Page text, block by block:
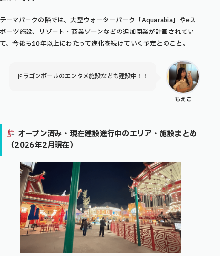
テーマパークの隣では、大型ウォーターパーク「Aquarabia」やeス
ポーツ施設、リゾート・商業ゾーンなどの追加開業が計画されてい
て、今後も10年以上にわたって進化を続けていく予定とのこと。
もえこ
ドラゴンボールのエンタメ施設なども建設中！！
オープン済み ・ 現在建設進行中のエリア・施設まとめ
（2026年2月現在）